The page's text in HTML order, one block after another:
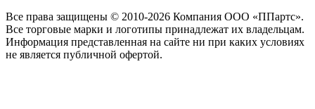
Все права защищены © 2010-2026 Компания ООО «ППартс».
Все торговые марки и логотипы принадлежат их владельцам.
Информация представленная на сайте ни при каких условиях
не является публичной офертой.